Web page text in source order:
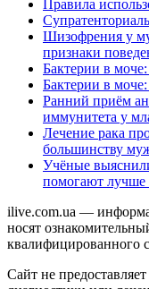
Правила
Шизофрения у
признаки
Бактерии в
Бактерии в моче:
Ранний приём
иммунитета у
Лечение рака
большинству
Учёные
помогают лучше
ilive.com.ua —
носят
квалифицированного
Сайт не